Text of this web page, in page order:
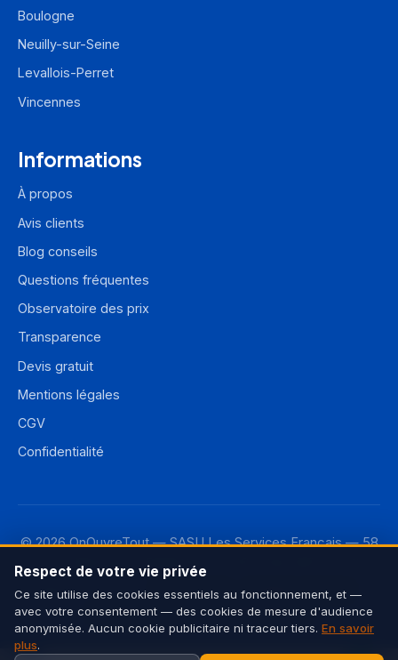
Boulogne
Neuilly-sur-Seine
Levallois-Perret
Vincennes
Informations
À propos
Avis clients
Blog conseils
Questions fréquentes
Observatoire des prix
Transparence
Devis gratuit
Mentions légales
CGV
Confidentialité
© 2026 OnOuvreTout — SASU Les Services Français — 58
rue de Monceau, 75008 Paris — RCS Paris 987 733 110
Découvrez aussi : OnLeveTout · OnDébouchetout
OnDeRatiseTout · CleanMonAppart
Respect de votre vie privée
Ce site utilise des cookies essentiels au fonctionnement, et —
avec votre consentement — des cookies de mesure d'audience
anonymisée. Aucun cookie publicitaire ni traceur tiers. En savoir
plus.